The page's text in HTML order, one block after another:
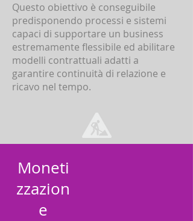
Questo obiettivo è conseguibile
predisponendo processi e sistemi
capaci di supportare un business
estremamente flessibile ed abilitare
modelli contrattuali adatti a
garantire continuità di relazione e
ricavo nel tempo.
Moneti
zzazion
e